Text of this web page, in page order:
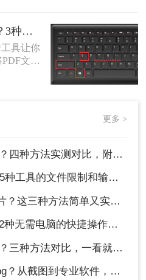
pdf怎么免费转换成图片？3种高效方法实测！
具让你
文档
——会
文档存
手动
更多 >
法实测对比，附各场景最优选！
的文件限制和输出质量对比！
这三种方法简单又实用！
需电脑的快捷操作流程！
种方法对比，一看就懂！
图到专业软件，一篇讲清楚！